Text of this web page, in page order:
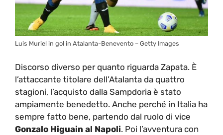
Luis Muriel in gol in Atalanta-Benevento – Getty Images
Discorso diverso per quanto riguarda Zapata. È
l’attaccante titolare dell’Atalanta da quattro
stagioni, l’acquisto dalla Sampdoria è stato
ampiamente benedetto. Anche perché in Italia ha
sempre fatto bene, partendo dal ruolo di vice
Gonzalo Higuain al Napoli. Poi l’avventura con